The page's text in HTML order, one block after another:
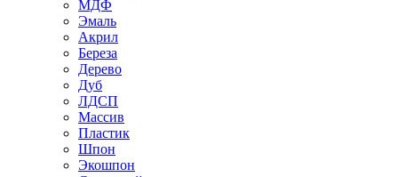
МДФ
Эмаль
Акрил
Береза
Дерево
Дуб
ЛДСП
Массив
Пластик
Шпон
Экошпон